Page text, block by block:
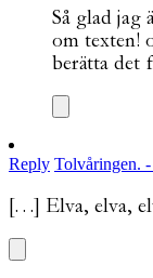
Så glad jag
om texten!
berätta det
Reply Tolvåringen.
[…] Elva, elva,